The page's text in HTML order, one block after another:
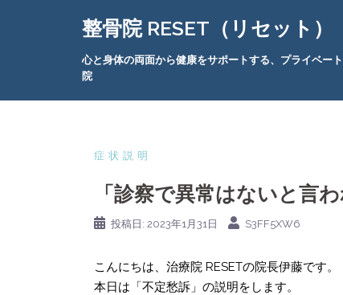
整骨院 RESET（リセット）
心と身体の両面から健康をサポートする、プライベー
院
症状説明
「診察で異常はないと言
投稿日: 2023年1月31日 S3FF5XW6
こんにちは、治療院 RESETの院長伊藤です。
本日は「不定愁訴」の説明をします。